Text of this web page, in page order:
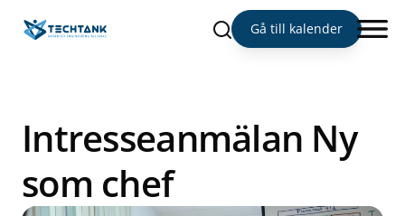
Sök Gå till kalender
Intresseanmälan Ny
som chef